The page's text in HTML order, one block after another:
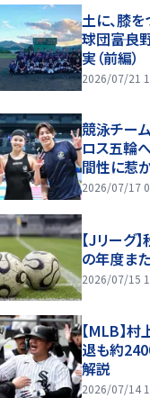
土に、膝を
球団――富
実（前編）
2026/07/21
競泳チー
ロス五輪
間性に惹
2026/07/17
【Jリーグ
の年度ま
2026/07/15
【MLB】
退も約
解説
2026/07/14